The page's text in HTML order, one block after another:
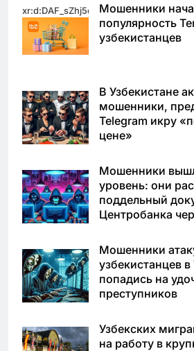
Мошенники
популярность
узбекистанцев
В Узбекистане
мошенники,
Telegram икру
цене»
Мошенники
уровень: они
поддельный
Центробанка
Мошенники
узбекистанцев
попадись на
преступников
Узбекских
на работу в